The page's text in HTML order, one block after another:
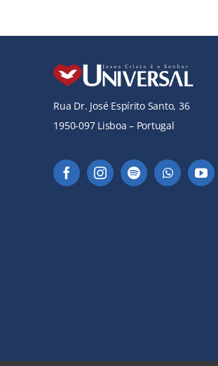
Rua Dr. José Espírito Santo, 36
1950-097 Lisboa – Portugal